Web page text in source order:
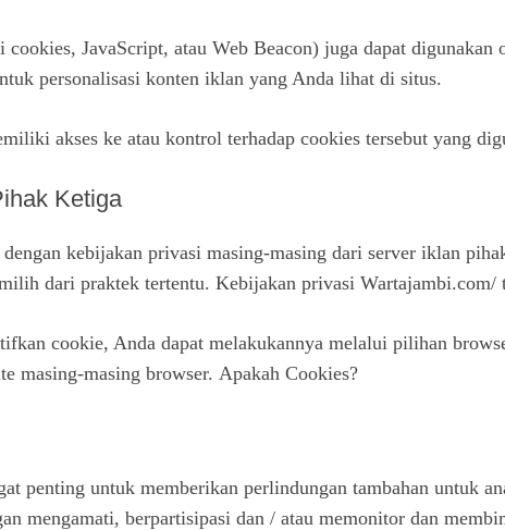
cookies, JavaScript, atau Web Beacon) juga dapat
personalisasi konten iklan yang Anda lihat di situs.
akses ke atau kontrol terhadap cookies tersebut yang
Ketiga
kebijakan privasi masing-masing dari server iklan
dari praktek tertentu. Kebijakan privasi
cookie, Anda dapat melakukannya melalui pilihan
masing-masing browser. Apakah Cookies?
penting untuk memberikan perlindungan tambahan untuk
mengamati, berpartisipasi dan / atau memonitor dan